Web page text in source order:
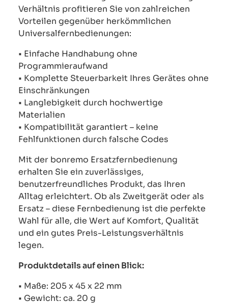
Verhältnis profitieren Sie von zahlreichen
Vorteilen gegenüber herkömmlichen
Universalfernbedienungen:
• Einfache Handhabung ohne
Programmieraufwand
• Komplette Steuerbarkeit Ihres Gerätes ohne
Einschränkungen
• Langlebigkeit durch hochwertige
Materialien
• Kompatibilität garantiert – keine
Fehlfunktionen durch falsche Codes
Mit der bonremo Ersatzfernbedienung
erhalten Sie ein zuverlässiges,
benutzerfreundliches Produkt, das Ihren
Alltag erleichtert. Ob als Zweitgerät oder als
Ersatz – diese Fernbedienung ist die perfekte
Wahl für alle, die Wert auf Komfort, Qualität
und ein gutes Preis-Leistungsverhältnis
legen.
Produktdetails auf einen Blick:
• Maße: 205 x 45 x 22 mm
• Gewicht: ca. 20 g